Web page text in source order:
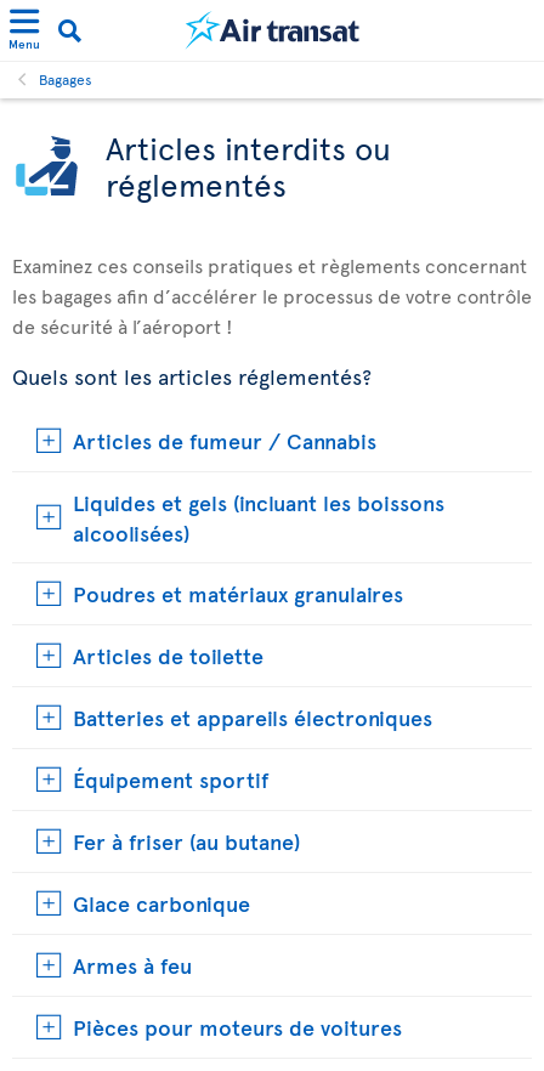
Menu
Bagages
Articles interdits ou
réglementés
Examinez ces conseils pratiques et règlements concernant
les bagages afin d’accélérer le processus de votre contrôle
de sécurité à l’aéroport !
Quels sont les articles réglementés?
Articles de fumeur / Cannabis
Liquides et gels (incluant les boissons
alcoolisées)
Poudres et matériaux granulaires
Articles de toilette
Batteries et appareils électroniques
Équipement sportif
Fer à friser (au butane)
Glace carbonique
Armes à feu
Pièces pour moteurs de voitures